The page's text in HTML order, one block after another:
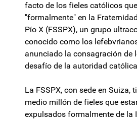
facto de los fieles católicos
"formalmente" en la
Pío X (FSSPX), un grupo
conocido como los
anunciado la consagración de
desafío de la autoridad
La FSSPX, con sede en Suiza,
medio millón de fieles que
expulsados formalmente de la